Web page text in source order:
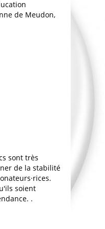
de Meudon,
sont très
de la stabilité
soient
.